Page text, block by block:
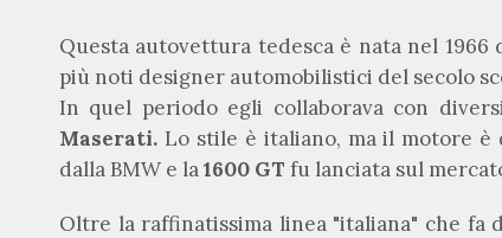
Questa autovettura tedesca è nata nel 1966
più noti designer automobilistici del secolo
In quel periodo egli collaborava con
Maserati. Lo stile è italiano, ma il motore è
dalla BMW e la1600 GT fu lanciata sul
Oltre la raffinatissima linea "italiana" che fa